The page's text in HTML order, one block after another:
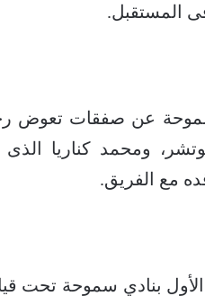
المستقبل.
عن صفقات تعوض
ومحمد كناريا
مع الفريق.
الأول بنادي سموحة تحت